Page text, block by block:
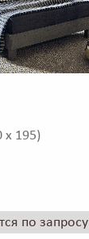
x 195)
по запросу